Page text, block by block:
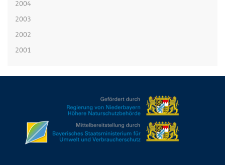
2004
2003
2002
2001